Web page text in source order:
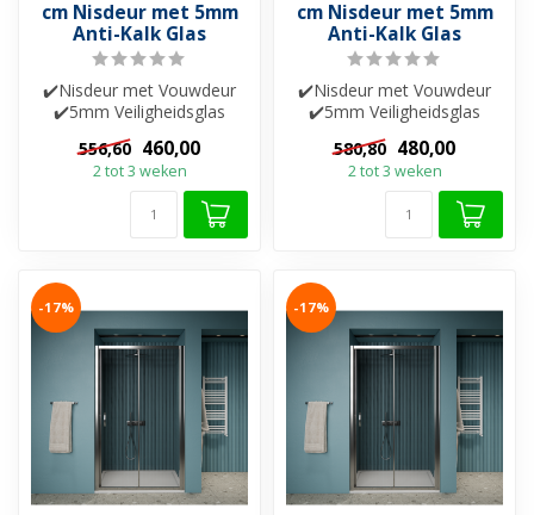
cm Nisdeur met 5mm
Anti-Kalk Glas
✔️Nisdeur met Vouwdeur
✔️5mm Veiligheidsglas
✔️Helderglas ✔️Nano-
coating ✔️Besch...
556,60 460,00
2 tot 3 weken
cm Nisdeur met 5mm
Anti-Kalk Glas
✔️Nisdeur met Vouwdeur
✔️5mm Veiligheidsglas
✔️Helderglas ✔️Nano-
coating ✔️Besch...
580,80 480,00
2 tot 3 weken
-17% -17%